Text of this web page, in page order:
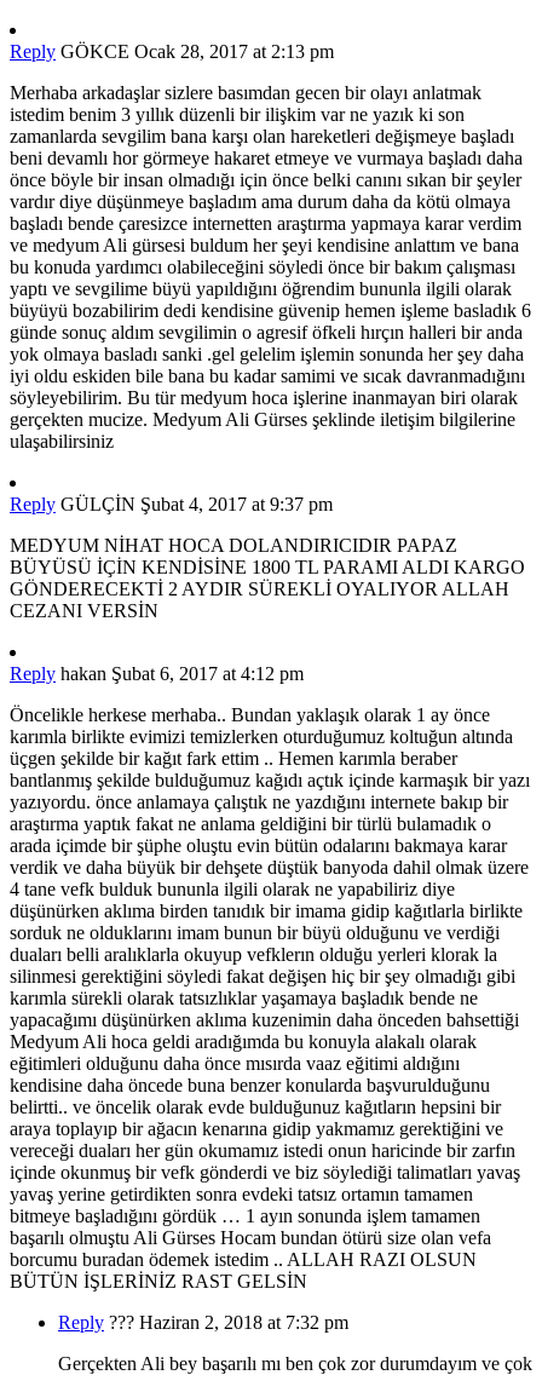
Reply GÖKCE Ocak 28, 2017 at 2:13 pm
Merhaba arkadaşlar sizlere basımdan gecen bir olayı anlatmak
istedim benim 3 yıllık düzenli bir ilişkim var ne yazık ki son
zamanlarda sevgilim bana karşı olan hareketleri değişmeye başladı
beni devamlı hor görmeye hakaret etmeye ve vurmaya başladı daha
önce böyle bir insan olmadığı için önce belki canını sıkan bir şeyler
vardır diye düşünmeye başladım ama durum daha da kötü olmaya
başladı bende çaresizce internetten araştırma yapmaya karar verdim
ve medyum Ali gürsesi buldum her şeyi kendisine anlattım ve bana
bu konuda yardımcı olabileceğini söyledi önce bir bakım çalışması
yaptı ve sevgilime büyü yapıldığını öğrendim bununla ilgili olarak
büyüyü bozabilirim dedi kendisine güvenip hemen işleme basladık 6
günde sonuç aldım sevgilimin o agresif öfkeli hırçın halleri bir anda
yok olmaya basladı sanki .gel gelelim işlemin sonunda her şey daha
iyi oldu eskiden bile bana bu kadar samimi ve sıcak davranmadığını
söyleyebilirim. Bu tür medyum hoca işlerine inanmayan biri olarak
gerçekten mucize. Medyum Ali Gürses şeklinde iletişim bilgilerine
ulaşabilirsiniz
Reply GÜLÇİN Şubat 4, 2017 at 9:37 pm
MEDYUM NİHAT HOCA DOLANDIRICIDIR PAPAZ
BÜYÜSÜ İÇİN KENDİSİNE 1800 TL PARAMI ALDI KARGO
GÖNDERECEKTİ 2 AYDIR SÜREKLİ OYALIYOR ALLAH
CEZANI VERSİN
Reply hakan Şubat 6, 2017 at 4:12 pm
Öncelikle herkese merhaba.. Bundan yaklaşık olarak 1 ay önce
karımla birlikte evimizi temizlerken oturduğumuz koltuğun altında
üçgen şekilde bir kağıt fark ettim .. Hemen karımla beraber
bantlanmış şekilde bulduğumuz kağıdı açtık içinde karmaşık bir yazı
yazıyordu. önce anlamaya çalıştık ne yazdığını internete bakıp bir
araştırma yaptık fakat ne anlama geldiğini bir türlü bulamadık o
arada içimde bir şüphe oluştu evin bütün odalarını bakmaya karar
verdik ve daha büyük bir dehşete düştük banyoda dahil olmak üzere
4 tane vefk bulduk bununla ilgili olarak ne yapabiliriz diye
düşünürken aklıma birden tanıdık bir imama gidip kağıtlarla birlikte
sorduk ne olduklarını imam bunun bir büyü olduğunu ve verdiği
duaları belli aralıklarla okuyup vefklerın olduğu yerleri klorak la
silinmesi gerektiğini söyledi fakat değişen hiç bir şey olmadığı gibi
karımla sürekli olarak tatsızlıklar yaşamaya başladık bende ne
yapacağımı düşünürken aklıma kuzenimin daha önceden bahsettiği
Medyum Ali hoca geldi aradığımda bu konuyla alakalı olarak
eğitimleri olduğunu daha önce mısırda vaaz eğitimi aldığını
kendisine daha öncede buna benzer konularda başvurulduğunu
belirtti.. ve öncelik olarak evde bulduğunuz kağıtların hepsini bir
araya toplayıp bir ağacın kenarına gidip yakmamız gerektiğini ve
vereceği duaları her gün okumamız istedi onun haricinde bir zarfın
içinde okunmuş bir vefk gönderdi ve biz söylediği talimatları yavaş
yavaş yerine getirdikten sonra evdeki tatsız ortamın tamamen
bitmeye başladığını gördük … 1 ayın sonunda işlem tamamen
başarılı olmuştu Ali Gürses Hocam bundan ötürü size olan vefa
borcumu buradan ödemek istedim .. ALLAH RAZI OLSUN
BÜTÜN İŞLERİNİZ RAST GELSİN
Reply ??? Haziran 2, 2018 at 7:32 pm
Gerçekten Ali bey başarılı mı ben çok zor durumdayım ve çok